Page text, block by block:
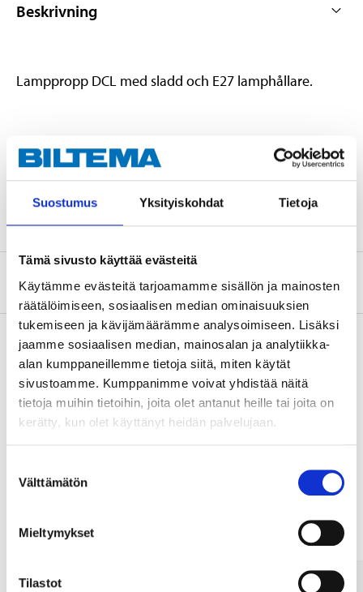
Suostumus Yksityiskohdat Tietoja
Tämä sivusto käyttää evästeitä
Käytämme evästeitä tarjoamamme sisällön ja mainosten
räätälöimiseen, sosiaalisen median ominaisuuksien
tukemiseen ja kävijämäärämme analysoimiseen. Lisäksi
jaamme sosiaalisen median, mainosalan ja analytiikka-
alan kumppaneillemme tietoja siitä, miten käytät
sivustoamme. Kumppanimme voivat yhdistää näitä
tietoja muihin tietoihin, joita olet antanut heille tai joita on
kerätty, kun olet käyttänyt heidän palvelujaan.
valinta
Välttämätön
Mieltymykset
Tilastot
Beskrivning
Lamppropp DCL med sladd och E27 lamphållare.
Teknisk specifikation
Om tillverkaren
Köp & Hämta
Köp & Hämta i ditt varuhus inom 2 timmar!
LÄS MER
Andra kunder köpte också